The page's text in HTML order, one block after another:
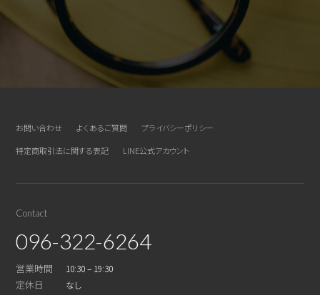
お問い合わせ よくあるご質問
プライバシーポリシー
特定商取引法に関する表記
LINE公式アカウント
Contact
096-322-6264
営業時間 10:30 – 19:30
定休日 なし